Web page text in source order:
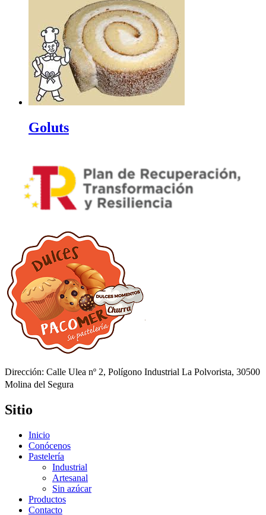
Goluts
Dirección: Calle Ulea nº 2, Polígono Industrial La Polvorista, 30500
Molina del Segura
Sitio
Inicio
Conócenos
Pastelería
Industrial
Artesanal
Sin azúcar
Productos
Contacto